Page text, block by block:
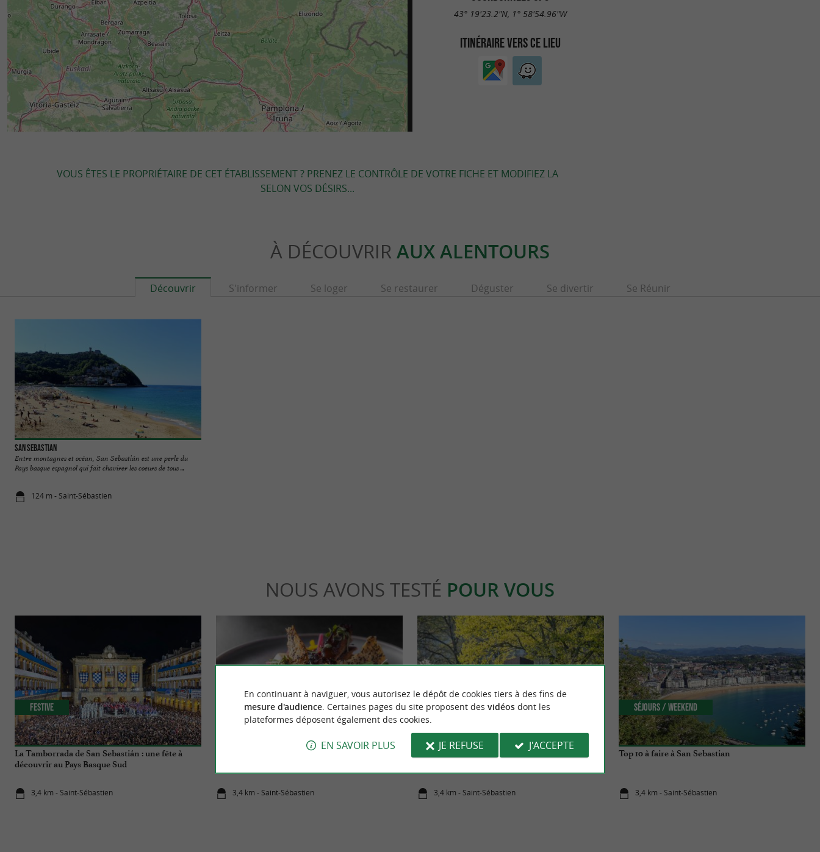
43° 19'23.2"N, 1° 58'54.96"W
ITINÉRAIRE VERS CE LIEU
VOUS ÊTES LE PROPRIÉTAIRE DE CET ÉTABLISSEMENT ? PRENEZ LE CONTRÔLE DE VOTRE FICHE ET MODIFIEZ LA
SELON VOS DÉSIRS...
À DÉCOUVRIR AUX ALENTOURS
Découvrir S'informer Se loger Se restaurer Déguster Se divertir Se Réunir
San Sebastian
Entre montagnes et océan, San Sebastián est une perle du
Pays basque espagnol qui fait chavirer les coeurs de tous ...
124 m - Saint-Sébastien
NOUS AVONS TESTÉ POUR VOUS
La Tamborrada de San Sebastián : une fête à
découvrir au Pays Basque Sud
3,4 km - Saint-Sébastien
Festive
Villano Bistró, une expérience gastronomique
de Saint Sébastien
3,4 km - Saint-Sébastien
Gourmande
Musée Chillida Leku, une fusion entre art et
3,4 km - Saint-Sébastien
Culturelle
Top 10 à faire à San Sebastian
3,4 km - Saint-Sébastien
Séjours / Weekend
En continuant à naviguer, vous autorisez le dépôt de cookies tiers à des fins de
mesure d'audience. Certaines pages du site proposent des vidéosdont les
plateformes déposent également des cookies.
EN SAVOIR PLUS JE REFUSE J'ACCEPTE